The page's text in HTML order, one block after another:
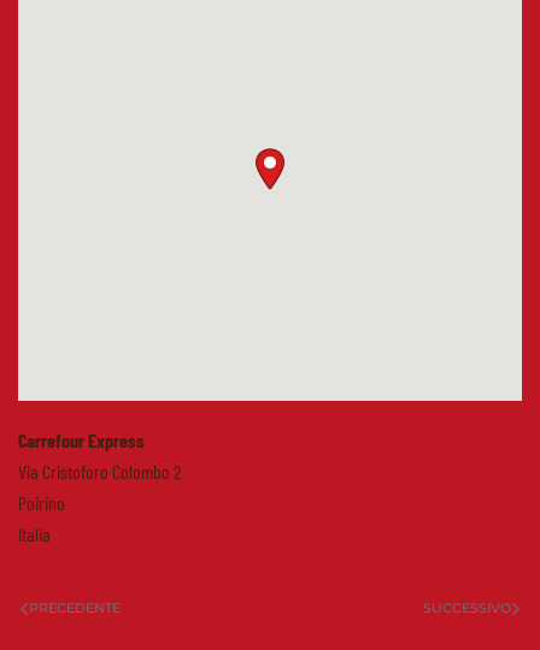
Carrefour Express
Via Cristoforo Colombo 2
Poirino
Italia
PRECEDENTE SUCCESSIVO